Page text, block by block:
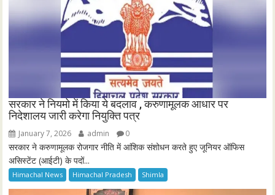
सरकार ने नियमो में किया ये बदलाव , करुणामूलक आधार पर
निदेशालय जारी करेगा नियुक्ति पत्र
January 7, 2026 admin 0
सरकार ने करुणामूलक रोजगार नीति में आंशिक संशोधन करते हुए जूनियर ऑफिस
असिस्टेंट (आईटी) के पदों...
Himachal News Himachal Pradesh Shimla